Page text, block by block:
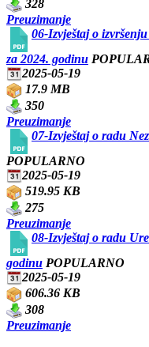
328
Preuzimanje
06-Izvještaj o
za 2024. godinu
2025-05-19
17.9 MB
350
Preuzimanje
07-Izvještaj o radu
POPULARNO
2025-05-19
519.95 KB
275
Preuzimanje
08-Izvještaj o radu
godinu POPULARNO
2025-05-19
606.36 KB
308
Preuzimanje